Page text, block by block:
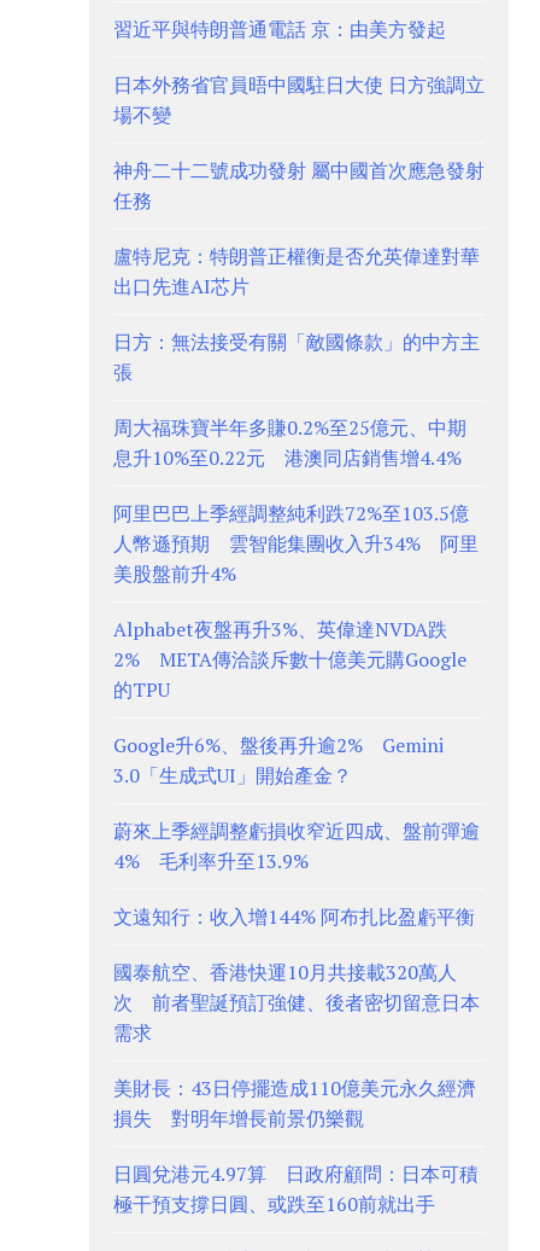
習近平與特朗普通電話 京：由美方發起
日本外務省官員晤中國駐日大使 日方強調立
場不變
神舟二十二號成功發射 屬中國首次應急發射
任務
盧特尼克：特朗普正權衡是否允英偉達對華
出口先進AI芯片
日方：無法接受有關「敵國條款」的中方主
張
周大福珠寶半年多賺0.2%至25億元、中期
息升10%至0.22元 港澳同店銷售增4.4%
阿里巴巴上季經調整純利跌72%至103.5億
人幣遜預期 雲智能集團收入升34% 阿里
美股盤前升4%
Alphabet夜盤再升3%、英偉達NVDA跌
2% META傳洽談斥數十億美元購Google
的TPU
Google升6%、盤後再升逾2% Gemini
3.0「生成式UI」開始產金？
蔚來上季經調整虧損收窄近四成、盤前彈逾
4% 毛利率升至13.9%
文遠知行：收入增144% 阿布扎比盈虧平衡
國泰航空、香港快運10月共接載320萬人
次 前者聖誕預訂強健、後者密切留意日本
需求
美財長：43日停擺造成110億美元永久經濟
損失 對明年增長前景仍樂觀
日圓兌港元4.97算 日政府顧問：日本可積
極干預支撐日圓、或跌至160前就出手